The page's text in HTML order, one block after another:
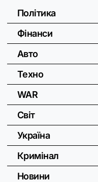
Політика
Фінанси
Авто
Техно
WAR
Світ
Україна
Кримінал
Новини